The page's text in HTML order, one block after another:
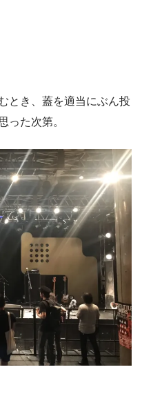
とき、蓋を適当にぶん投
った次第。